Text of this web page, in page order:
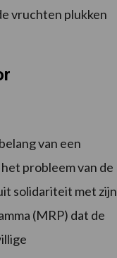
vruchten plukken
van een
probleem van de
solidariteit met zijn
(MRP) dat de